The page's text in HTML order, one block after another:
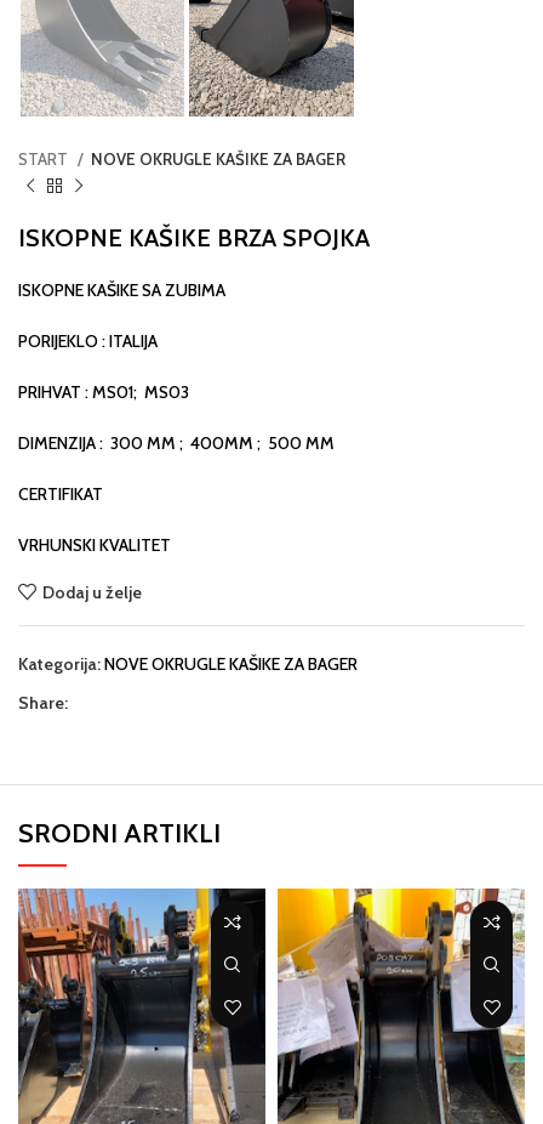
START NOVE OKRUGLE KAŠIKE ZA BAGER
ISKOPNE KAŠIKE BRZA SPOJKA
ISKOPNE KAŠIKE SA ZUBIMA
PORIJEKLO : ITALIJA
PRIHVAT : MS01; MS03
DIMENZIJA : 300 MM ; 400MM ; 500 MM
CERTIFIKAT
VRHUNSKI KVALITET
Dodaj u želje
Kategorija:NOVE OKRUGLE KAŠIKE ZA BAGER
Share:
SRODNI ARTIKLI